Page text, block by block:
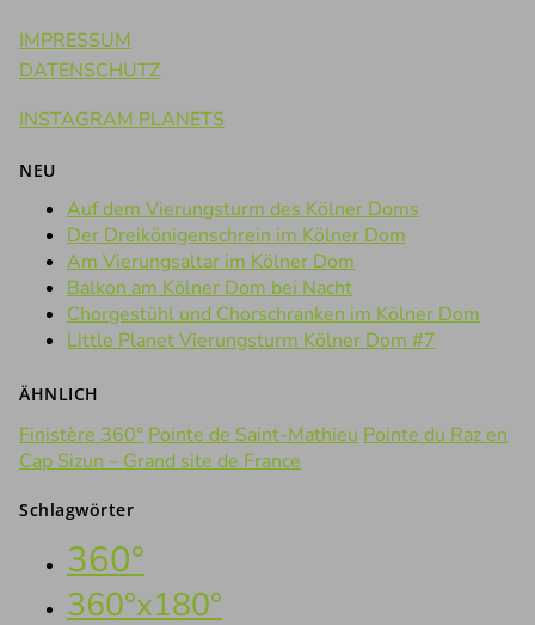
IMPRESSUM
DATENSCHUTZ
INSTAGRAM PLANETS
NEU
Auf dem Vierungsturm des Kölner Doms
Der Dreikönigenschrein im Kölner Dom
Am Vierungsaltar im Kölner Dom
Balkon am Kölner Dom bei Nacht
Chorgestühl und Chorschranken im Kölner Dom
Little Planet Vierungsturm Kölner Dom #7
ÄHNLICH
Finistère 360° Pointe de Saint-Mathieu Pointe du Raz en
Cap Sizun – Grand site de France
Schlagwörter
360°
360°x180°